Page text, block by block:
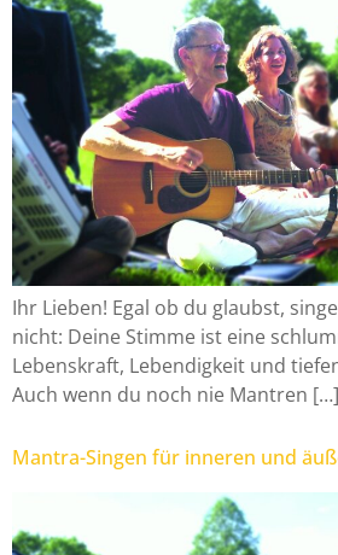
Ihr Lieben! Egal ob du glaubst,
nicht: Deine Stimme ist eine
Lebenskraft, Lebendigkeit und
Auch wenn du noch nie Mantren […]
Mantra-Singen für inneren und